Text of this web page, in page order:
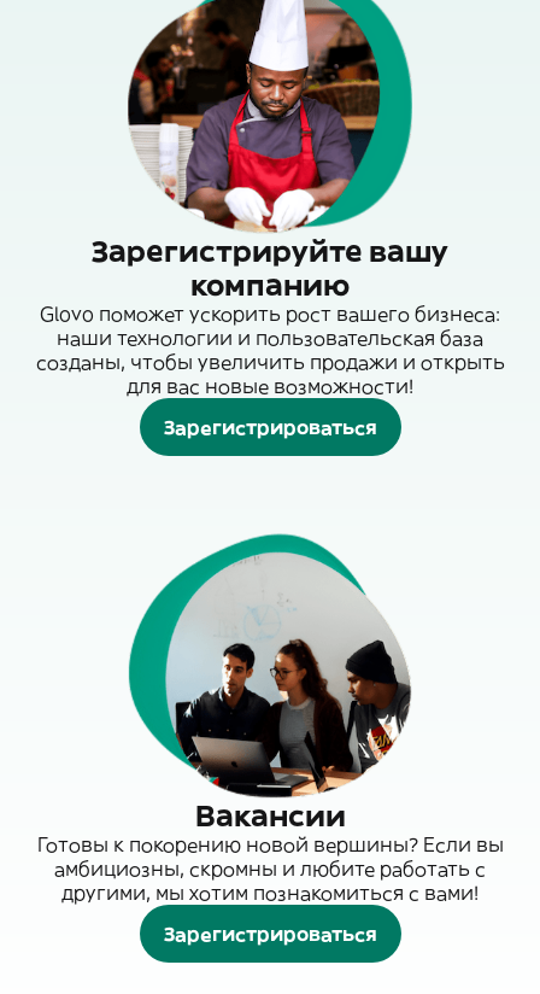
Зарегистрируйте вашу
компанию
Glovo поможет ускорить рост вашего бизнеса:
наши технологии и пользовательская база
созданы, чтобы увеличить продажи и открыть
для вас новые возможности!
Зарегистрироваться
Вакансии
Готовы к покорению новой вершины? Если вы
амбициозны, скромны и любите работать с
другими, мы хотим познакомиться с вами!
Зарегистрироваться